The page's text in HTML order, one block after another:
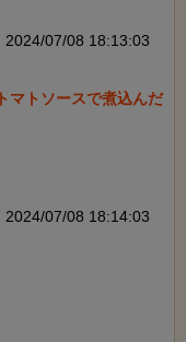
2024/07/08 18:13:03
マトソースで煮込んだ
2024/07/08 18:14:03